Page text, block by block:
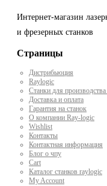
Интернет-магазин
и фрезерных станков
Страницы
Дистрибьюция
Raylogic
Станки для
Доставка и оплата
Гарантия на станок
О компании Ray-logic
Wishlist
Контакты
Контактная информация
Блог о чпу
Cart
Каталог станков raylogic
My Account